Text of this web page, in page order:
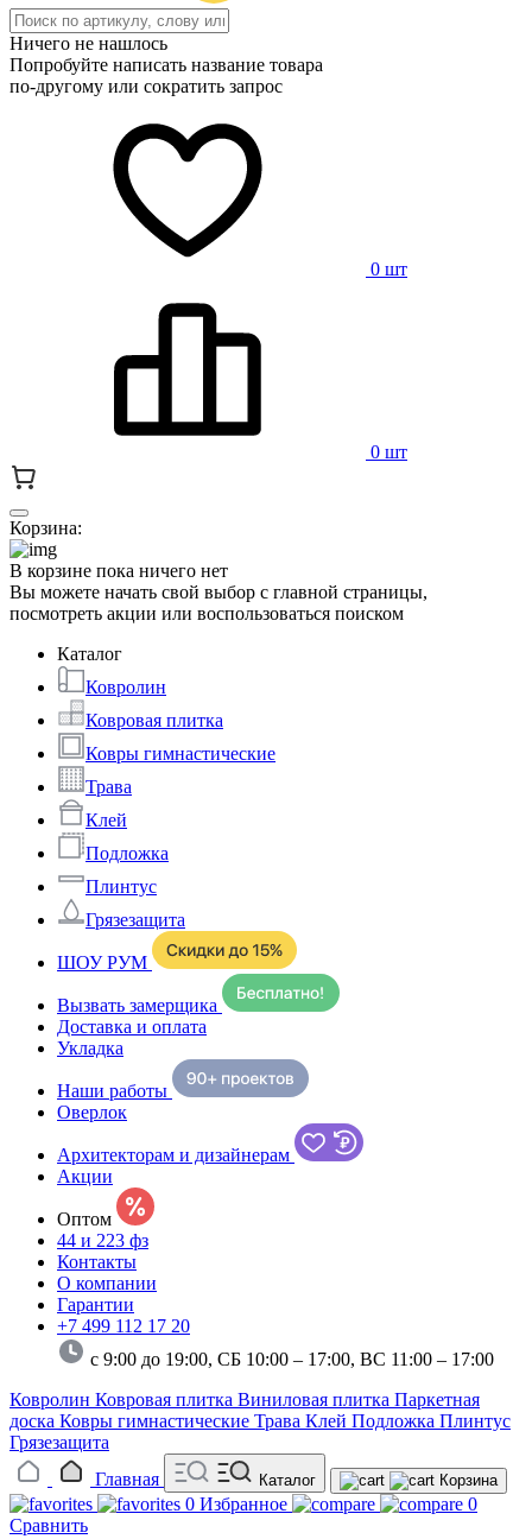
Ничего не нашлось
Попробуйте написать название товара
по-другому или сократить запрос
0 шт
0 шт
Корзина:
В корзине пока ничего нет
Вы можете начать свой выбор с главной страницы,
посмотреть акции или воспользоваться поиском
Каталог
Ковролин
Ковровая плитка
Ковры гимнастические
Трава
Клей
Подложка
Плинтус
Грязезащита
ШОУ РУМ
Вызвать замерщика
Доставка и оплата
Укладка
Наши работы
Оверлок
Архитекторам и дизайнерам
Акции
Оптом
44 и 223 фз
Контакты
О компании
Гарантии
+7 499 112 17 20
с 9:00 до 19:00, СБ 10:00 – 17:00, ВС 11:00 – 17:00
Ковролин Ковровая плитка Виниловая плитка Паркетная
доска Ковры гимнастические Трава Клей Подложка Плинтус
Грязезащита
Главная
Каталог Корзина
0 Избранное
0
Сравнить